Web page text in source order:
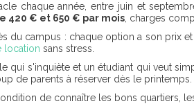
chaque année, entre juin et
420 € et 650 € par mois , charges
du campus : chaque option a son prix
location sans stress.
qui s'inquiète et un étudiant qui veut
de parents à réserver dès le printemps.
de connaître les bons quartiers,